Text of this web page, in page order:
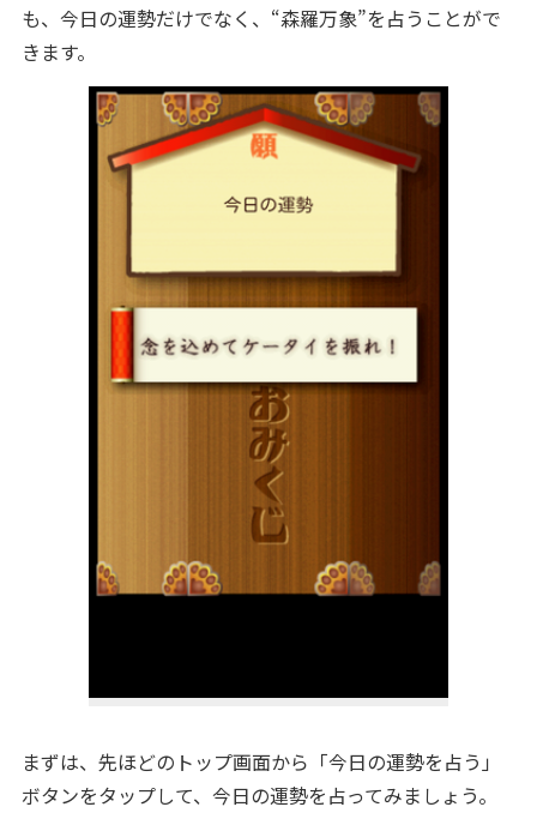
も、今日の運勢だけでなく、“森羅万象”を占うことがで
きます。
まずは、先ほどのトップ画面から「今日の運勢を占う」
ボタンをタップして、今日の運勢を占ってみましょう。